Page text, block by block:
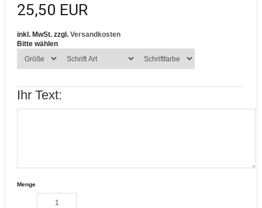
25,50 EUR
inkl. MwSt. zzgl. Versandkosten
Bitte wählen
Ihr Text:
Menge